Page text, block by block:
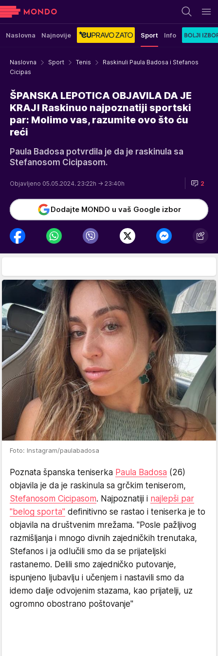
Naslovna Najnovije Sport Info
Naslovna Sport Tenis
Raskinuli Paula Badosa i Stefanos
Cicipas
ŠPANSKA LEPOTICA OBJAVILA DA JE
KRAJ! Raskinuo najpoznatiji sportski
par: Molimo vas, razumite ovo što ću
reći
Paula Badosa potvrdila je da je raskinula sa
Stefanosom Cicipasom.
Objavljeno 05.05.2024. 23:22h → 23:40h 2
Dodajte MONDO u vaš Google izbor
Foto: Instagram/paulabadosa
Poznata španska teniserka Paula Badosa (26)
objavila je da je raskinula sa grčkim teniserom,
Stefanosom Cicipasom. Najpoznatiji i najlepši par
"belog sporta" definitivno se rastao i teniserka je to
objavila na društvenim mrežama. "Posle pažljivog
razmišljanja i mnogo divnih zajedničkih trenutaka,
Stefanos i ja odlučili smo da se prijateljski
rastanemo. Delili smo zajedničko putovanje,
ispunjeno ljubavlju i učenjem i nastavili smo da
idemo dalje odvojenim stazama, kao prijatelji, uz
ogromno obostrano poštovanje"